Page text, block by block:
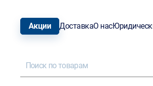
Акции ДоставкаО нас